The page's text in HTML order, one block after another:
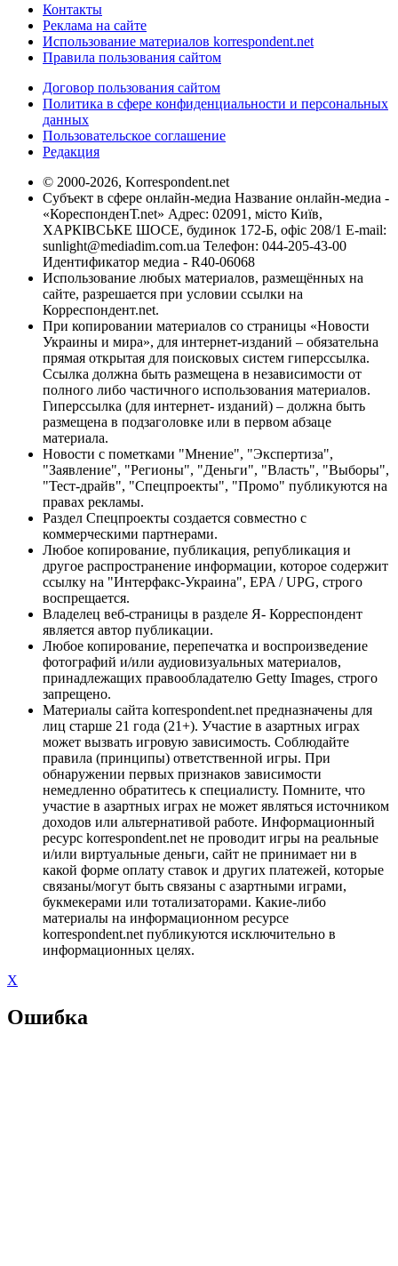
Контакты
Реклама на сайте
Использование материалов korrespondent.net
Правила пользования сайтом
Договор пользования сайтом
Политика в сфере конфиденциальности и персональных
данных
Пользовательское соглашение
Редакция
© 2000-2026, Korrespondent.net
Субъект в сфере онлайн-медиа Название онлайн-медиа -
«КореспонденТ.net» Адрес: 02091, місто Київ,
ХАРКІВСЬКЕ ШОСЕ, будинок 172-Б, офіс 208/1 E-mail:
sunlight@mediadim.com.ua Телефон: 044-205-43-00
Идентификатор медиа - R40-06068
Использование любых материалов, размещённых на
сайте, разрешается при условии ссылки на
Корреспондент.net.
При копировании материалов со страницы «Новости
Украины и мира», для интернет-изданий – обязательна
прямая открытая для поисковых систем гиперссылка.
Ссылка должна быть размещена в независимости от
полного либо частичного использования материалов.
Гиперссылка (для интернет- изданий) – должна быть
размещена в подзаголовке или в первом абзаце
материала.
Новости с пометками "Мнение", "Экспертиза",
"Заявление", "Регионы", "Деньги", "Власть", "Выборы",
"Тест-драйв", "Спецпроекты", "Промо" публикуются на
правах рекламы.
Раздел Спецпроекты создается совместно с
коммерческими партнерами.
Любое копирование, публикация, републикация и
другое распространение информации, которое содержит
ссылку на "Интерфакс-Украина", EPA / UPG, строго
воспрещается.
Владелец веб-страницы в разделе Я- Корреспондент
является автор публикации.
Любое копирование, перепечатка и воспроизведение
фотографий и/или аудиовизуальных материалов,
принадлежащих правообладателю Getty Images, строго
запрещено.
Материалы сайта korrespondent.net предназначены для
лиц старше 21 года (21+). Участие в азартных играх
может вызвать игровую зависимость. Соблюдайте
правила (принципы) ответственной игры. При
обнаружении первых признаков зависимости
немедленно обратитесь к специалисту. Помните, что
участие в азартных играх не может являться источником
доходов или альтернативой работе. Информационный
ресурс korrespondent.net не проводит игры на реальные
и/или виртуальные деньги, сайт не принимает ни в
какой форме оплату ставок и других платежей, которые
связаны/могут быть связаны с азартными играми,
букмекерами или тотализаторами. Какие-либо
материалы на информационном ресурсе
korrespondent.net публикуются исключительно в
информационных целях.
X
Ошибка